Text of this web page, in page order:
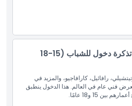
بيناكوتيكا أمبروزّيانا - تذكرة دخول للشباب (15-18
رافائيل، كارافاجيو، والمزيد في
معرض فني عام في العالم. هذا الدخول ينطبق
15 و18 عامًا.